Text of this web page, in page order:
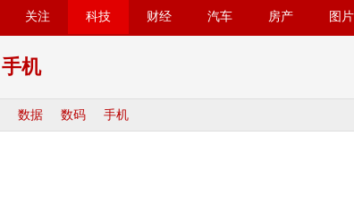
关注 科技 财经 汽车 房产 图片
手机
数据 数码 手机